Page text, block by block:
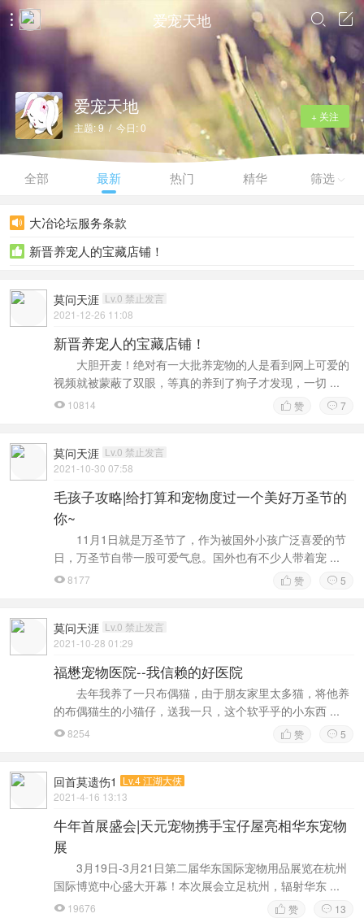
 爱宠天地 

+ 关注
爱宠天地
主题: 9 / 今日: 0
全部 最新 热门 精华 筛选 
 大冶论坛服务条款
 新晋养宠人的宝藏店铺！
莫问天涯 Lv.0 禁止发言
2021-12-26 11:08
新晋养宠人的宝藏店铺！
大胆开麦！绝对有一大批养宠物的人是看到网上可爱的
视频就被蒙蔽了双眼，等真的养到了狗子才发现，一切 ...
 10814  7
 赞
莫问天涯 Lv.0 禁止发言
2021-10-30 07:58
毛孩子攻略|给打算和宠物度过一个美好万圣节的
你~
11月1日就是万圣节了，作为被国外小孩广泛喜爱的节
日，万圣节自带一股可爱气息。国外也有不少人带着宠 ...
 8177  5
 赞
莫问天涯 Lv.0 禁止发言
2021-10-28 01:29
福懋宠物医院--我信赖的好医院
去年我养了一只布偶猫，由于朋友家里太多猫，将他养
的布偶猫生的小猫仔，送我一只，这个软乎乎的小东西 ...
 8254  5
 赞
回首莫遗伤1
Lv.4 江湖大侠
2021-4-16 13:13
牛年首展盛会|天元宠物携手宝仔屋亮相华东宠物
展
3月19日-3月21日第二届华东国际宠物用品展览在杭州
国际博览中心盛大开幕！本次展会立足杭州，辐射华东 ...
 19676  13
 赞